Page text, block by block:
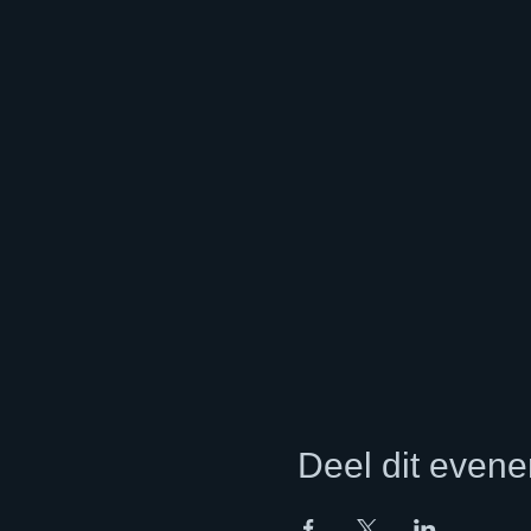
Deel dit